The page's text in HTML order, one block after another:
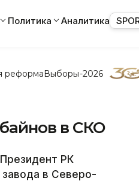
Политика Аналитика
реформаВыборы-2026
в СКО
РК
в Северо-